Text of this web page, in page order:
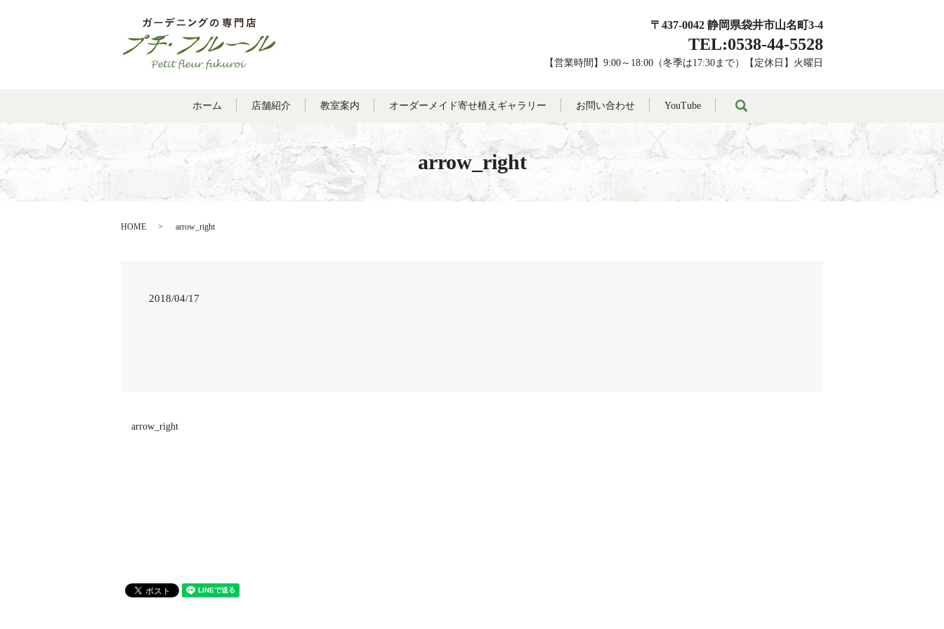
〒437-0042 静岡県袋井市山名町3-4
TEL:0538-44-5528
【営業時間】9:00～18:00（冬季は17:30まで）【定休日】火曜日
ホーム 店舗紹介 教室案内 オーダーメイド寄せ植えギャラリー お問い合わせ YouTube
arrow_right
HOME arrow_right
2018/04/17
arrow_right